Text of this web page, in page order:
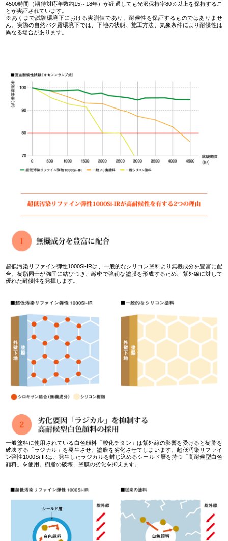
4500時間（期待対応年数約15～18年）が経過しても光沢保持率80％以上を保持するこ
とが実証されています。
※あくまで試験環境下における実測値であり、耐候性を保証するものではありませ
ん。実際の自然バク露環境下では、下地の状態、施工方法、気象条件により耐候性は
異なる場合があります。
超低汚染リファイン弾性1000Si-IRは、一般的なシリコン塗料より無機成分を豊富に配
合。樹脂同士が強固に結びつき、緻密で強靭な塗膜を形成するため、紫外線に対して
優れた耐候性を発揮します。
一般塗料に使用されている白色顔料「酸化チタン」は紫外線の影響を受けると樹脂を
破壊する「ラジカル」を発生させ、塗膜を劣化させてしまいます。超低汚染リファイ
ン弾性1000Si-IRは、発生したラジカルを封じ込めるシールド層を持つ「高耐候型白色
顔料」を使用。樹脂の破壊、塗膜の劣化を抑えます。